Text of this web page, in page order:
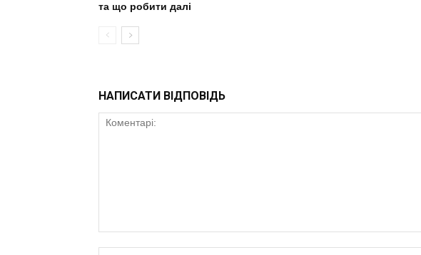
та що робити далі
НАПИСАТИ ВІДПОВІДЬ